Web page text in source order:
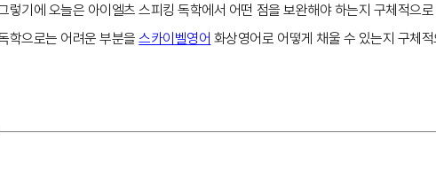
렇기에 오늘은 아이엘츠 스피킹 독학에서 어떤 점을 보완해야 하는지 구체적으로
학으로는 어려운 부분을스카이벨영어 화상영어로 어떻게 채울 수 있는지 구체